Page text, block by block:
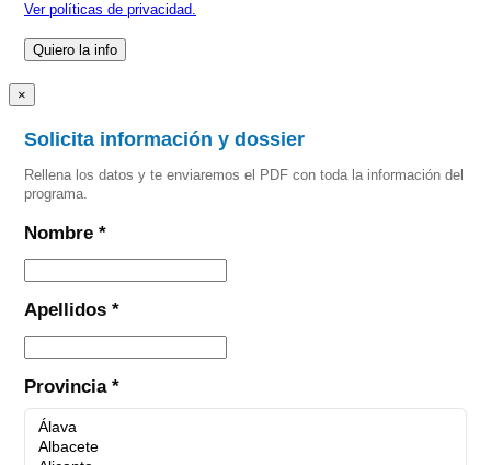
Ver políticas de privacidad.
×
Solicita información y dossier
Rellena los datos y te enviaremos el PDF con toda la información del
programa.
Nombre *
Apellidos *
Provincia *